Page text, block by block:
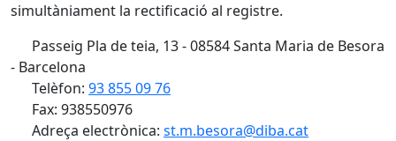
simultàniament la rectificació al registre.
Passeig Pla de teia, 13 - 08584 Santa Maria de Besora
- Barcelona
Telèfon: 93 855 09 76
Fax: 938550976
Adreça electrònica: st.m.besora@diba.cat